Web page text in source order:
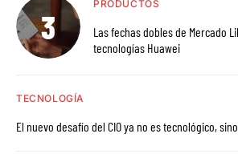
PRODUCTOS
Las fechas dobles de Mercado
tecnologías Huawei
TECNOLOGÍA
El nuevo desafío del CIO ya no es tecnológico,